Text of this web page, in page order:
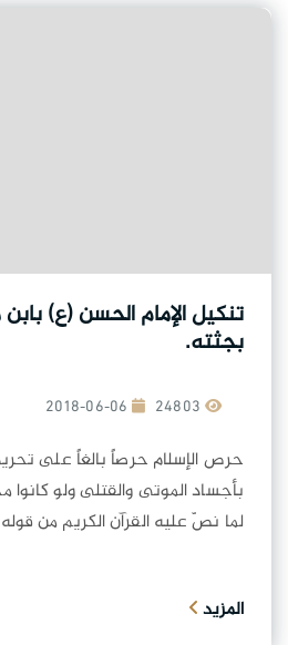
تنكيل الإمام الحسن (ع)
بجثته.
2018-06-06
حرص الإسلام حرصاً بالغاً على
بأجساد الموتى والقتلى ولو
لما نصّ عليه القرآن الكريم من
المزيد